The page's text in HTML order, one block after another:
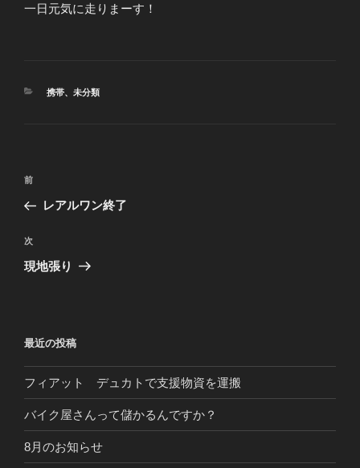
一日元気に走りまーす！
カ
携帯、 未分類
投
ナ
ビ
ゲ
ン
前
の
稿
前
レアルワン終了
次
の
次
現地張り
最近の投稿
フィアット デュカトで支援物資を運搬
バイク屋さんって儲かるんですか？
8月のお知らせ